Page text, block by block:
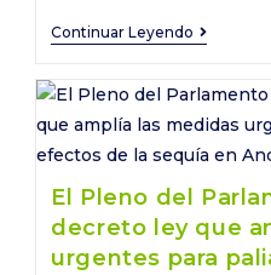
Continuar Leyendo
El
destina
660
euros
en
El Pleno del
decreto ley que
urgentes para